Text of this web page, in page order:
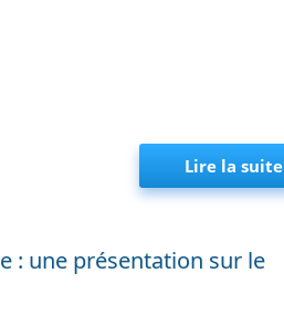
Lire la suite
: une présentation sur le